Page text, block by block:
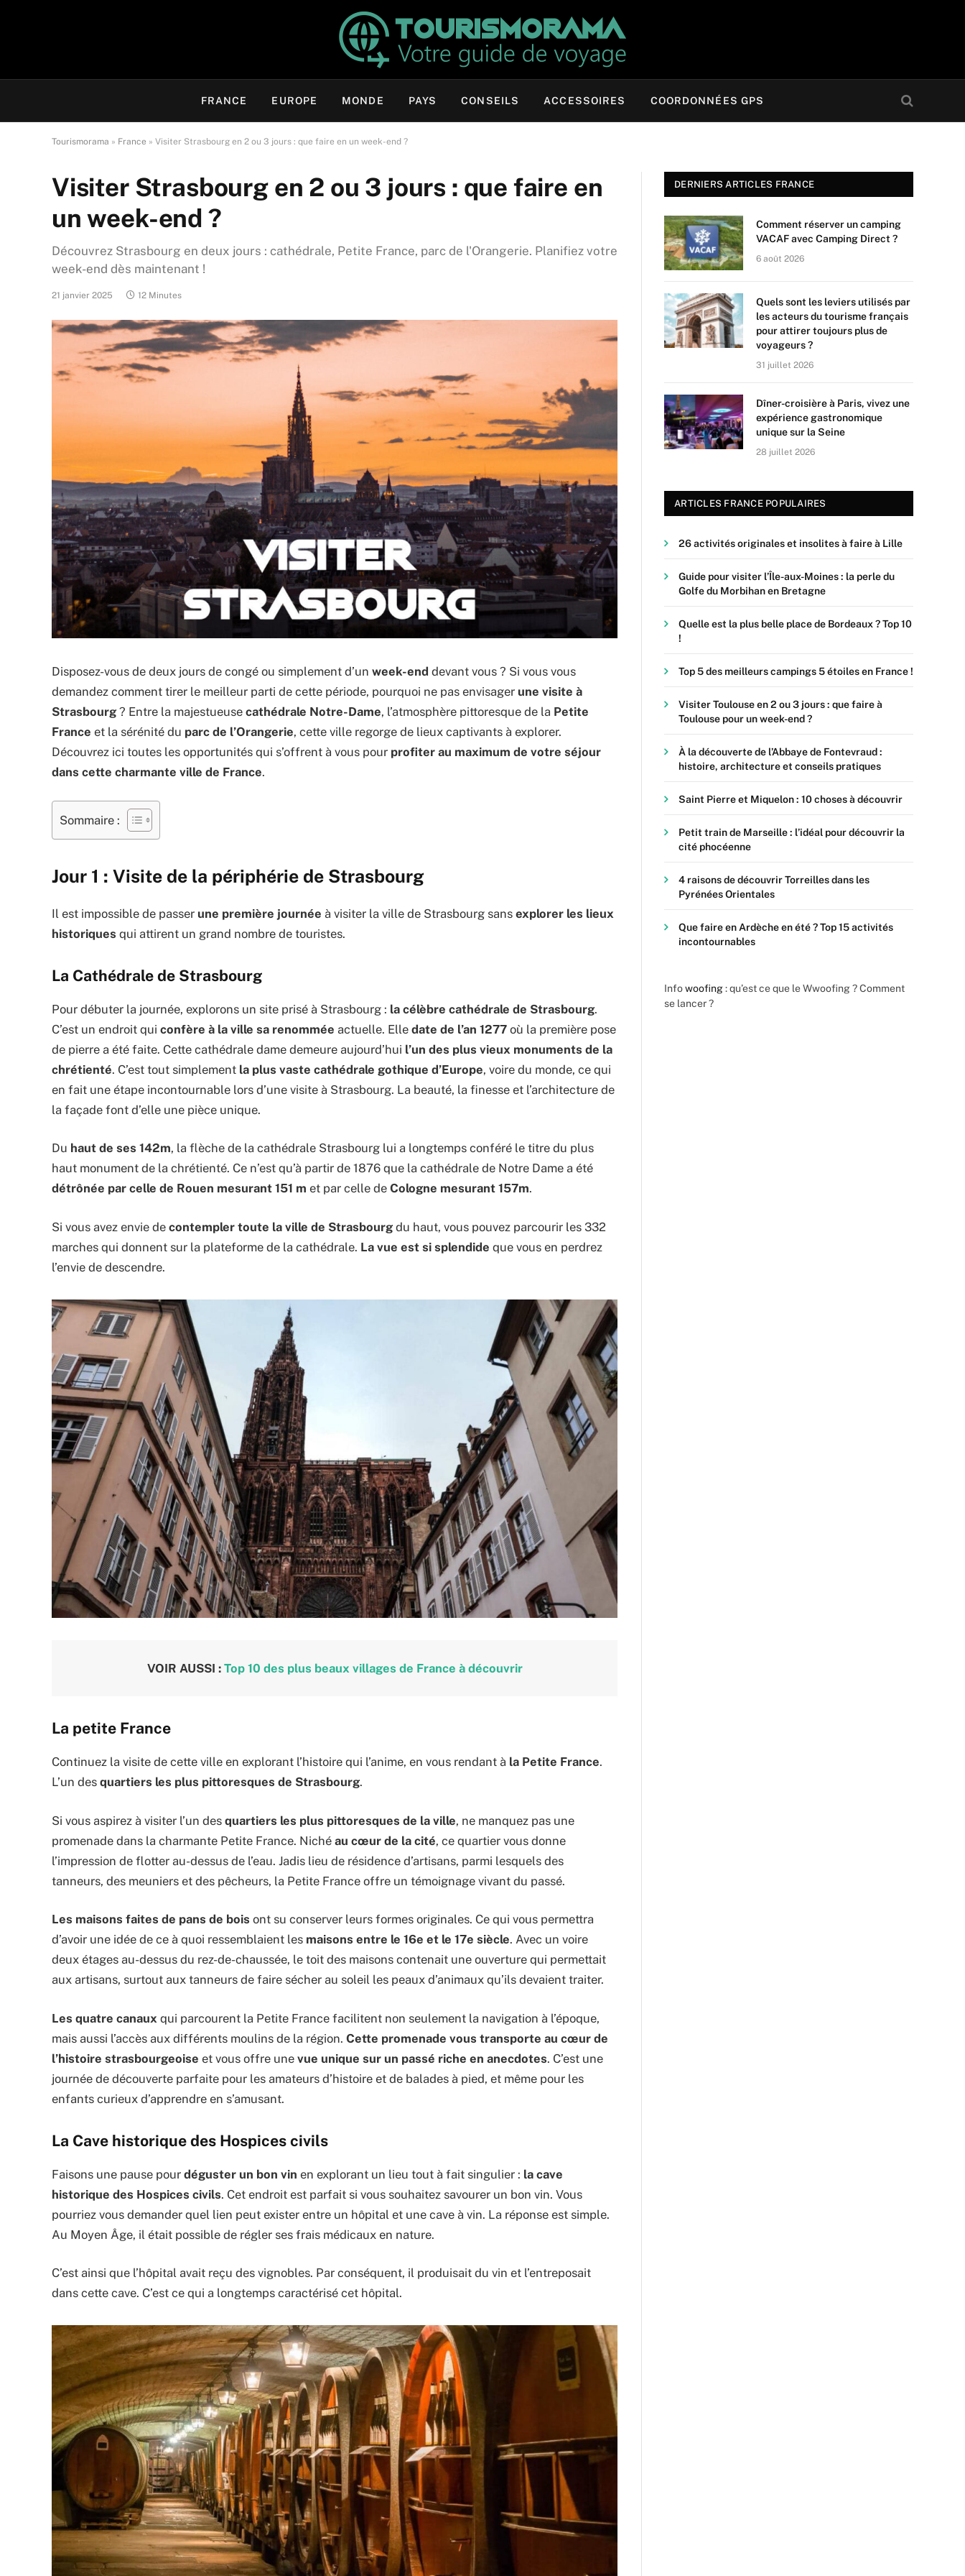
FRANCE EUROPE MONDE PAYS CONSEILS ACCESSOIRES COORDONNÉES GPS
Tourismorama » France » Visiter Strasbourg en 2 ou 3 jours : que faire en un week-end ?
Visiter Strasbourg en 2 ou 3 jours : que faire en
un week-end ?
Découvrez Strasbourg en deux jours : cathédrale, Petite France, parc de l'Orangerie. Planifiez votre
week-end dès maintenant !
21 janvier 2025 12 Minutes
Disposez-vous de deux jours de congé ou simplement d’un week-end devant vous ? Si vous vous
demandez comment tirer le meilleur parti de cette période, pourquoi ne pas envisager une visite à
Strasbourg ? Entre la majestueuse cathédrale Notre-Dame, l’atmosphère pittoresque de la Petite
France et la sérénité du parc de l’Orangerie, cette ville regorge de lieux captivants à explorer.
Découvrez ici toutes les opportunités qui s’offrent à vous pour profiter au maximum de votre séjour
dans cette charmante ville de France.
Sommaire :
Jour 1 : Visite de la périphérie de Strasbourg
Il est impossible de passer une première journée à visiter la ville de Strasbourg sans explorer les lieux
historiques qui attirent un grand nombre de touristes.
La Cathédrale de Strasbourg
Pour débuter la journée, explorons un site prisé à Strasbourg : la célèbre cathédrale de Strasbourg.
C’est un endroit qui confère à la ville sa renommée actuelle. Elle date de l’an 1277 où la première pose
de pierre a été faite. Cette cathédrale dame demeure aujourd’hui l’un des plus vieux monuments de la
chrétienté. C’est tout simplement la plus vaste cathédrale gothique d’Europe, voire du monde, ce qui
en fait une étape incontournable lors d’une visite à Strasbourg. La beauté, la finesse et l’architecture de
la façade font d’elle une pièce unique.
Du haut de ses 142m, la flèche de la cathédrale Strasbourg lui a longtemps conféré le titre du plus
haut monument de la chrétienté. Ce n’est qu’à partir de 1876 que la cathédrale de Notre Dame a été
détrônée par celle de Rouen mesurant 151 m et par celle de Cologne mesurant 157m.
Si vous avez envie de contempler toute la ville de Strasbourg du haut, vous pouvez parcourir les 332
marches qui donnent sur la plateforme de la cathédrale. La vue est si splendide que vous en perdrez
l’envie de descendre.
VOIR AUSSI : Top 10 des plus beaux villages de France à découvrir
La petite France
Continuez la visite de cette ville en explorant l’histoire qui l’anime, en vous rendant à la Petite France.
L’un des quartiers les plus pittoresques de Strasbourg.
Si vous aspirez à visiter l’un des quartiers les plus pittoresques de la ville, ne manquez pas une
promenade dans la charmante Petite France. Niché au cœur de la cité, ce quartier vous donne
l’impression de flotter au-dessus de l’eau. Jadis lieu de résidence d’artisans, parmi lesquels des
tanneurs, des meuniers et des pêcheurs, la Petite France offre un témoignage vivant du passé.
Les maisons faites de pans de bois ont su conserver leurs formes originales. Ce qui vous permettra
d’avoir une idée de ce à quoi ressemblaient les maisons entre le 16e et le 17e siècle. Avec un voire
deux étages au-dessus du rez-de-chaussée, le toit des maisons contenait une ouverture qui permettait
aux artisans, surtout aux tanneurs de faire sécher au soleil les peaux d’animaux qu’ils devaient traiter.
Les quatre canaux qui parcourent la Petite France facilitent non seulement la navigation à l’époque,
mais aussi l’accès aux différents moulins de la région. Cette promenade vous transporte au cœur de
l’histoire strasbourgeoise et vous offre une vue unique sur un passé riche en anecdotes. C’est une
journée de découverte parfaite pour les amateurs d’histoire et de balades à pied, et même pour les
enfants curieux d’apprendre en s’amusant.
La Cave historique des Hospices civils
Faisons une pause pour déguster un bon vin en explorant un lieu tout à fait singulier : la cave
historique des Hospices civils. Cet endroit est parfait si vous souhaitez savourer un bon vin. Vous
pourriez vous demander quel lien peut exister entre un hôpital et une cave à vin. La réponse est simple.
Au Moyen Âge, il était possible de régler ses frais médicaux en nature.
C’est ainsi que l’hôpital avait reçu des vignobles. Par conséquent, il produisait du vin et l’entreposait
dans cette cave. C’est ce qui a longtemps caractérisé cet hôpital.
DERNIERS ARTICLES FRANCE
Comment réserver un camping
VACAF avec Camping Direct ?
6 août 2026
Quels sont les leviers utilisés par
les acteurs du tourisme français
pour attirer toujours plus de
voyageurs ?
31 juillet 2026
Dîner-croisière à Paris, vivez une
expérience gastronomique
unique sur la Seine
28 juillet 2026
ARTICLES FRANCE POPULAIRES
26 activités originales et insolites à faire à Lille
Guide pour visiter l’Île-aux-Moines : la perle du
Golfe du Morbihan en Bretagne
Quelle est la plus belle place de Bordeaux ? Top 10
!
Top 5 des meilleurs campings 5 étoiles en France !
Visiter Toulouse en 2 ou 3 jours : que faire à
Toulouse pour un week-end ?
À la découverte de l’Abbaye de Fontevraud :
histoire, architecture et conseils pratiques
Saint Pierre et Miquelon : 10 choses à découvrir
Petit train de Marseille : l’idéal pour découvrir la
cité phocéenne
4 raisons de découvrir Torreilles dans les
Pyrénées Orientales
Que faire en Ardèche en été ? Top 15 activités
incontournables
Infowoofing: qu’est ce que le Wwoofing ? Comment
se lancer ?